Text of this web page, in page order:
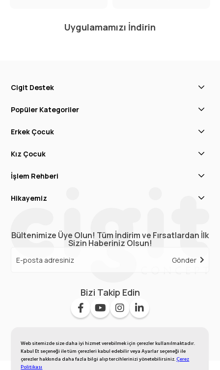
Web sitemizde size daha iyi hizmet verebilmek için çerezler kullanılmaktadır.
Kabul Et seçeneği ile tüm çerezleri kabul edebilir veya Ayarlar seçeneği ile
çerezler hakkında daha fazla bilgi alıp tercihlerinizi yönetebilirsiniz.Çerez
Politikası
Uygulamamızı İndirin
Cigit Destek
Popüler Kategoriler
Erkek Çocuk
Kız Çocuk
İşlem Rehberi
Hikayemiz
Bültenimize Üye Olun! Tüm İndirim ve Fırsatlardan İlk
Sizin Haberiniz Olsun!
Gönder
Bizi Takip Edin